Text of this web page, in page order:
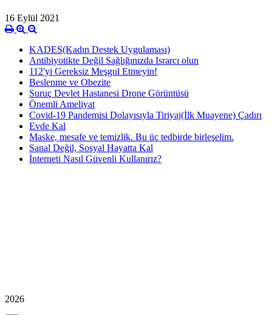
16 Eylül 2021
KADES(Kadın Destek Uygulaması)
Antibiyotikte Değil Sağlığınızda Israrcı olun
112'yi Gereksiz Meşgul Etmeyin!
Beslenme ve Obezite
Suruç Devlet Hastanesi Drone Görüntüsü
Önemli Ameliyat
Covid-19 Pandemisi Dolayısıyla Tiriyaj(İlk Muayene) Çadırı
Evde Kal
Maske, mesafe ve temizlik. Bu üç tedbirde birleşelim.
Sanal Değil, Sosyal Hayatta Kal
İnterneti Nasıl Güvenli Kullanırız?
2026